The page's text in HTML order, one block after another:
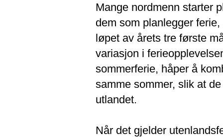
Mange nordmenn starter
dem som planlegger
løpet av årets tre første
variasjon i
sommerferie, håper å
samme sommer, slik at
utlandet.
Når det gjelder